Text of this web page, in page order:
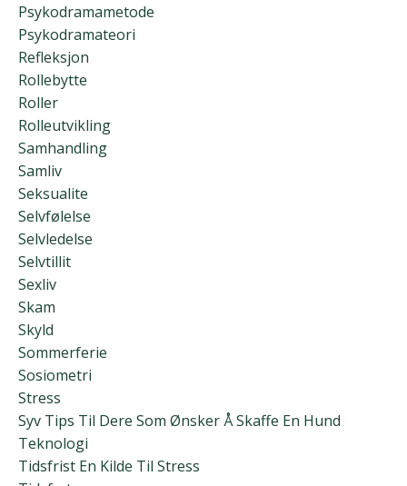
Psykodramametode
Psykodramateori
Refleksjon
Rollebytte
Roller
Rolleutvikling
Samhandling
Samliv
Seksualite
Selvfølelse
Selvledelse
Selvtillit
Sexliv
Skam
Skyld
Sommerferie
Sosiometri
Stress
Syv Tips Til Dere Som Ønsker Å Skaffe En Hund
Teknologi
Tidsfrist En Kilde Til Stress